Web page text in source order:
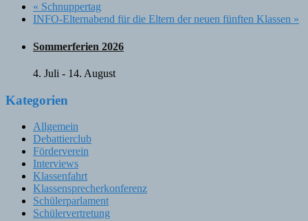
« Schnuppertag
INFO-Elternabend für die Eltern der neuen fünften Klassen »
Sommerferien 2026
4. Juli - 14. August
Kategorien
Allgemein
Debattierclub
Förderverein
Interviews
Klassenfahrt
Klassensprecherkonferenz
Schülerparlament
Schülervertretung